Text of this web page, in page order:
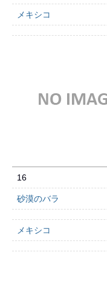
メキシコ
16
砂漠のバラ
メキシコ